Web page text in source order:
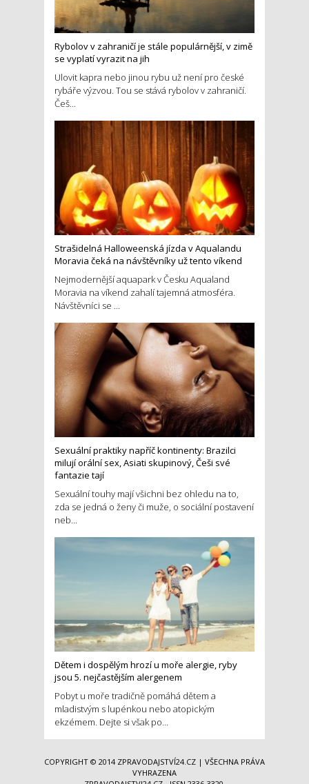
Rybolov v zahraničí je stále populárnější, v zimě
se vyplatí vyrazit na jih
Ulovit kapra nebo jinou rybu už není pro české
rybáře výzvou. Tou se stává rybolov v zahraničí.
Češ...
Strašidelná Halloweenská jízda v Aqualandu
Moravia čeká na návštěvníky už tento víkend
Nejmodernější aquapark v Česku Aqualand
Moravia na víkend zahalí tajemná atmosféra.
Návštěvníci se ...
Sexuální praktiky napříč kontinenty: Brazilci
milují orální sex, Asiati skupinový, Češi své
fantazie tají
Sexuální touhy mají všichni bez ohledu na to,
zda se jedná o ženy či muže, o sociální postavení
neb...
Dětem i dospělým hrozí u moře alergie, ryby
jsou 5. nejčastějším alergenem
Pobyt u moře tradičně pomáhá dětem a
mladistvým s lupénkou nebo atopickým
ekzémem. Dejte si však po...
COPYRIGHT © 2014 ZPRAVODAJSTVÍ24.CZ | VŠECHNA PRÁVA
VYHRAZENA